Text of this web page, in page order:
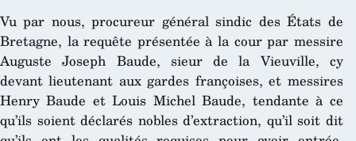
Vu par nous, procureur général sindic des États de
Bretagne, la requête présentée à la cour par messire
Auguste Joseph Baude, sieur de la Vieuville, cy
devant lieutenant aux gardes françoises, et messires
Henry Baude et Louis Michel Baude, tendante à ce
qu’ils soient déclarés nobles d’extraction, qu’il soit dit